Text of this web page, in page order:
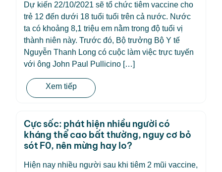
Dự kiến 22/10/2021 sẽ tổ chức tiêm vaccine cho
trẻ 12 đến dưới 18 tuổi tuổi trên cả nước. Nước
ta có khoảng 8,1 triệu em nằm trong độ tuổi vị
thành niên này. Trước đó, Bộ trưởng Bộ Y tế
Nguyễn Thanh Long có cuộc làm việc trực tuyến
với ông John Paul Pullicino […]
Xem tiếp
Cực sốc: phát hiện nhiều người có
kháng thể cao bất thường, nguy cơ bỏ
sót F0, nên mừng hay lo?
Hiện nay nhiều người sau khi tiêm 2 mũi vaccine,